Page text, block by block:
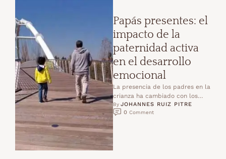
Papás presentes: el
impacto de la
paternidad activa
en el desarrollo
emocional
La presencia de los padres en la
crianza ha cambiado con los
años. Hoy sabemos que un papá
…
By JOHANNES RUIZ PITRE
0 Comment